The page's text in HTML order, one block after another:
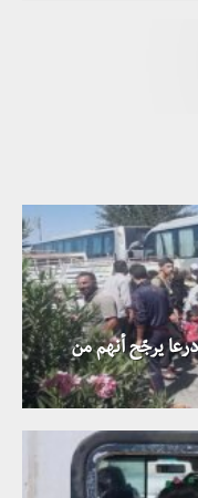
يرجّح أنهم من